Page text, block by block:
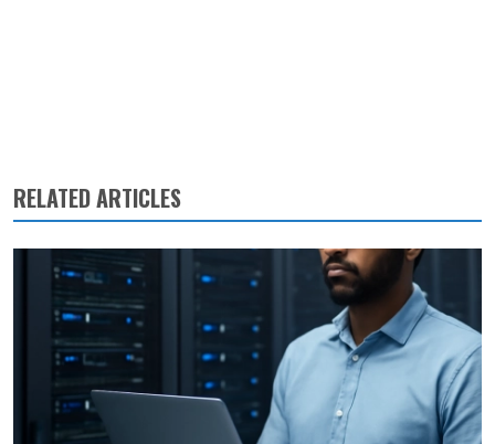
RELATED ARTICLES